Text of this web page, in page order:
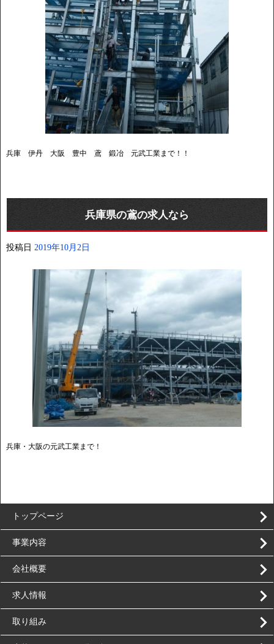
兵庫 伊丹 大阪 豊中 鳶 鍛冶 元武工業まで！！
兵庫県の鳶の求人なら
投稿日 2019年10月2日
兵庫・大阪の元武工業まで！
トップページ
事業内容
会社概要
求人情報
取り組み